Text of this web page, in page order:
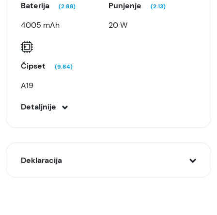
Baterija (2.88)
4005 mAh
Punjenje (2.13)
20 W
Čipset (9.84)
A19
Detaljnije
Deklaracija